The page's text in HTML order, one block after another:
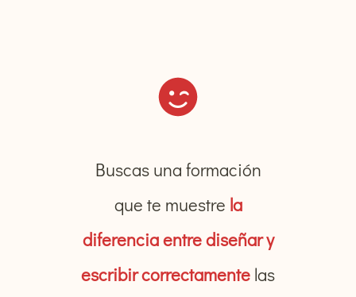
Buscas una formación
que te muestre la
diferencia entre diseñar y
escribir correctamente las